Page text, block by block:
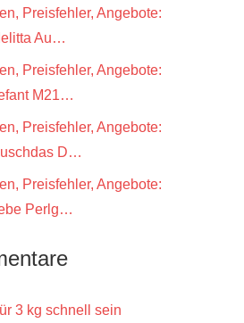
Preisfehler, Angebote:
Au…
Preisfehler, Angebote:
M21…
Preisfehler, Angebote:
D…
Preisfehler, Angebote:
Perlg…
3 kg schnell sein